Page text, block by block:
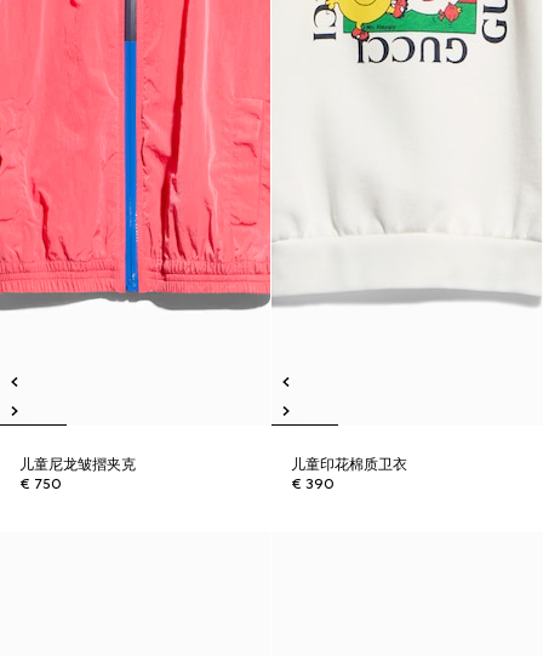
儿童尼龙皱摺夹克
€ 750
儿童印花棉质卫衣
€ 390